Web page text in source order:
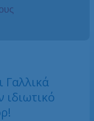
Γαλλικά
ιδιωτικό